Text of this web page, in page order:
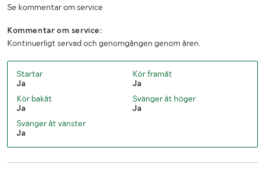
Se kommentar om service
Kommentar om service:
Kontinuerligt servad och genomgången genom åren.
Startar
Ja
Kör framåt
Ja
Kör bakåt
Ja
Svänger åt höger
Ja
Svänger åt vänster
Ja